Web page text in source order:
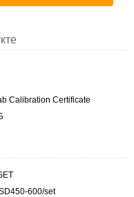
Calibration Certificate
600/set